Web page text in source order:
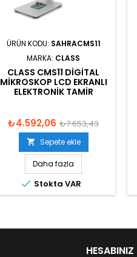
ÜRÜN KODU: SAHRACMS11
MARKA: CLASS
CLASS CMS11 DIGITAL
MIKROSKOP LCD EKRANLI
ELEKTRONIK TAMIR
₺4.592,06 ₺7.653,43
 Sepete ekle
Daha fazla
 Stokta VAR
HESABINIZ